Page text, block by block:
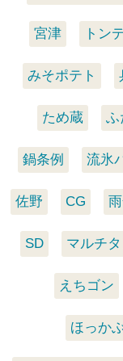
宮津 トン
みそポテト
ため蔵 ふ
鍋条例 流氷
佐野 CG
SD マルチ
えちゴン
ほっか